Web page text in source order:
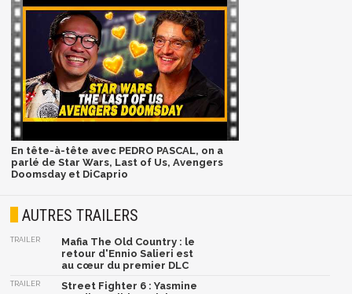
En tête-à-tête avec PEDRO PASCAL, on a
parlé de Star Wars, Last of Us, Avengers
Doomsday et DiCaprio
AUTRES TRAILERS
TRAILER
Mafia The Old Country : le
retour d'Ennio Salieri est
au cœur du premier DLC
TRAILER
Street Fighter 6 : Yasmine